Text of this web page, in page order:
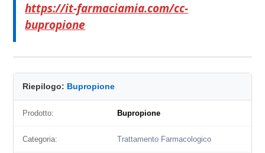
https://it-farmaciamia.com/cc-
bupropione
Riepilogo: Bupropione
Prodotto: Bupropione
Categoria: Trattamento Farmacologico